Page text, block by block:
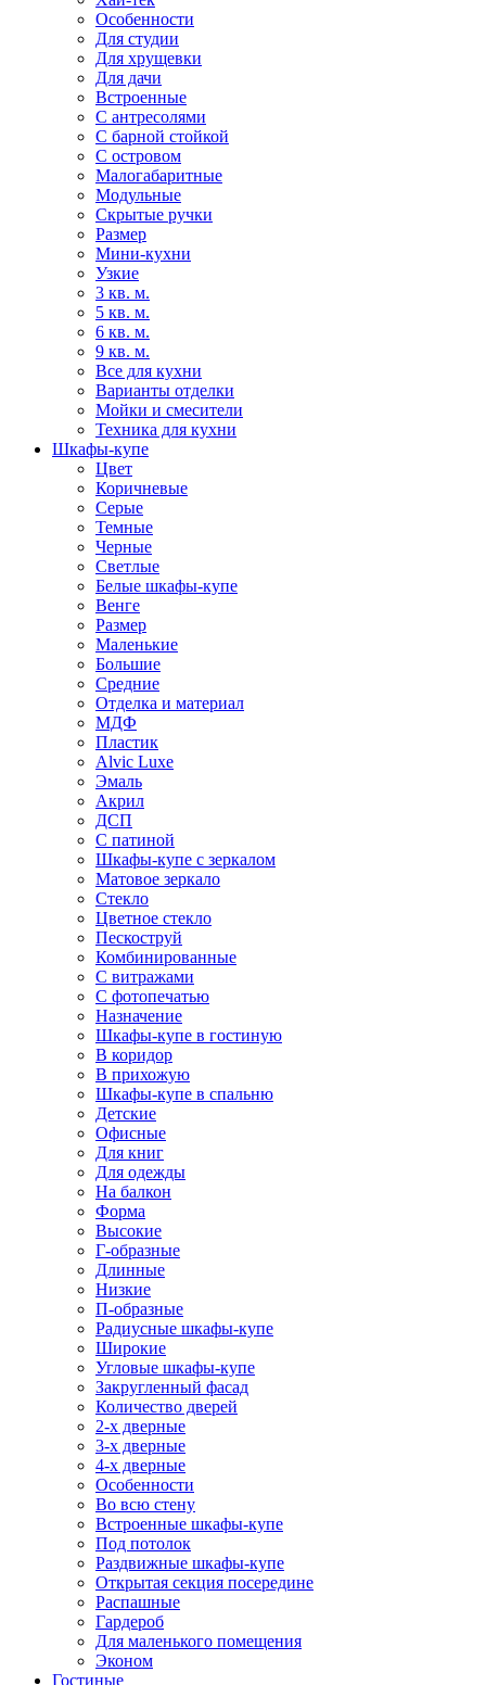
Особенности
Для студии
Для хрущевки
Для дачи
Встроенные
С антресолями
С барной стойкой
С островом
Малогабаритные
Модульные
Скрытые ручки
Размер
Мини-кухни
Узкие
3 кв. м.
5 кв. м.
6 кв. м.
9 кв. м.
Все для кухни
Варианты отделки
Мойки и смесители
Техника для кухни
Шкафы-купе
Цвет
Коричневые
Серые
Темные
Черные
Светлые
Белые шкафы-купе
Венге
Размер
Маленькие
Большие
Средние
Отделка и материал
МДФ
Пластик
Alvic Luxe
Эмаль
Акрил
ДСП
С патиной
Шкафы-купе с зеркалом
Матовое зеркало
Стекло
Цветное стекло
Пескоструй
Комбинированные
С витражами
С фотопечатью
Назначение
Шкафы-купе в гостиную
В коридор
В прихожую
Шкафы-купе в спальню
Детские
Офисные
Для книг
Для одежды
На балкон
Форма
Высокие
Г-образные
Длинные
Низкие
П-образные
Радиусные шкафы-купе
Широкие
Угловые шкафы-купе
Закругленный фасад
Количество дверей
2-х дверные
3-х дверные
4-х дверные
Особенности
Во всю стену
Встроенные шкафы-купе
Под потолок
Раздвижные шкафы-купе
Открытая секция посередине
Распашные
Гардероб
Для маленького помещения
Эконом
Гостиные